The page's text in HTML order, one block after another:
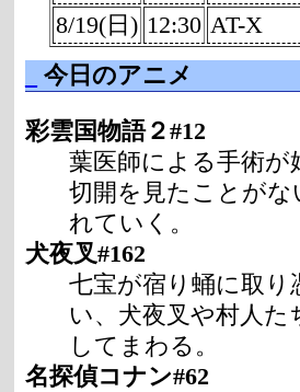
8/19(日) 12:30 AT-X
今日のアニメ
彩雲国物語２#12
葉医師による手術が
切開を見たことがな
れていく。
犬夜叉#162
七宝が宿り蛹に取り
い、犬夜叉や村人た
してまわる。
名探偵コナン#62